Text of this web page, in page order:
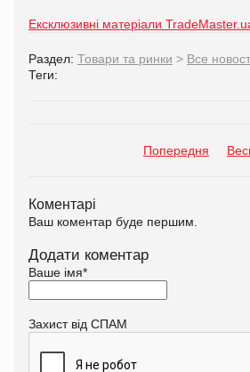
Ексклюзивні матеріали
Раздел: Товари та ринки > Все
Теги:
Попередня
Коментарі
Ваш коментар буде першим.
Додати коментар
Ваше імя*
Захист від СПАМ